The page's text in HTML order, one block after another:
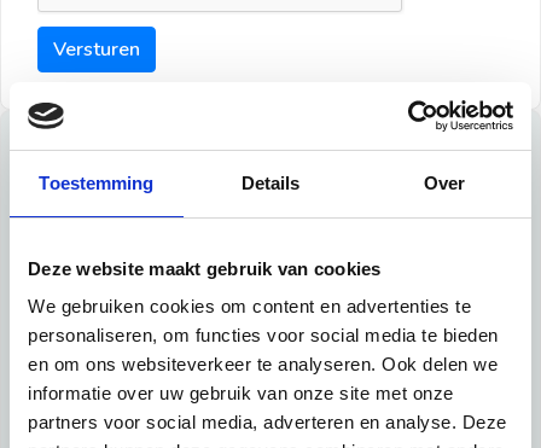
Toestemming Details Over
Deze website maakt gebruik van cookies
We gebruiken cookies om content en advertenties te
personaliseren, om functies voor social media te bieden
en om ons websiteverkeer te analyseren. Ook delen we
informatie over uw gebruik van onze site met onze
partners voor social media, adverteren en analyse. Deze
Versturen
Tips
Tip 1:
Schrijf een duidelijke introductie en geef de volgende
informatie mee:
Ben je student, werkachtig of werkzoekend